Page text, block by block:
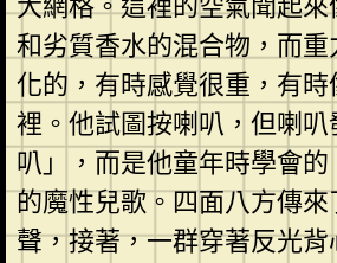
和劣質香水的混合物，而
化的，有時感覺很重，有
裡。他試圖按喇叭，但喇
叭」，而是他童年時學會
的魔性兒歌。四面八方傳
聲，接著，一群穿著反光